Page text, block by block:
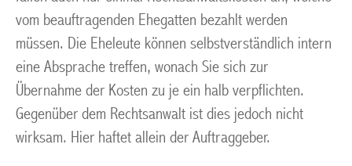
vom beauftragenden Ehegatten bezahlt werden
müssen. Die Eheleute können selbstverständlich intern
eine Absprache treffen, wonach Sie sich zur
Übernahme der Kosten zu je ein halb verpflichten.
Gegenüber dem Rechtsanwalt ist dies jedoch nicht
wirksam. Hier haftet allein der Auftraggeber.